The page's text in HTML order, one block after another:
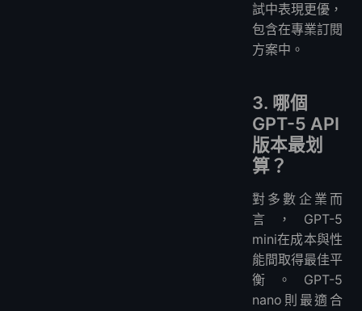
試中表現更優，
包含在專業訂閱
方案中。
3. 哪個
GPT-5 API
版本最划
算？
對多數企業而
言，GPT-5
mini在成本與性
能間取得最佳平
衡。GPT-5
nano則最適合